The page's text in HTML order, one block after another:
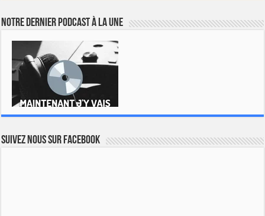
Notre dernier podcast à la une
Suivez nous sur Facebook